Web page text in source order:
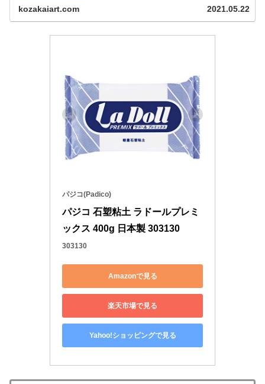
kozakaiart.com 2021.05.22
パジコ(Padico)
パジコ 石塑粘土 ラドールプレミ
ックス 400g 日本製 303130
303130
Amazonで見る
楽天市場で見る
Yahoo!ショッピングで見る